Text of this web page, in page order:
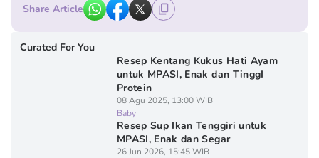
Share Article
Curated For You
Resep Kentang Kukus Hati Ayam
untuk MPASI, Enak dan TinggI
Protein
08 Agu 2025, 13:00 WIB
Baby
Resep Sup Ikan Tenggiri untuk
MPASI, Enak dan Segar
26 Jun 2026, 15:45 WIB